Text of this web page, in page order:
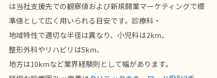
は当社支援先での観察値および新規開業マーケティングで標
準値として広く用いられる目安です。診療科・
地域特性で適切な半径は異なり、小児科は2km、
整形外科やリハビリは5km、
地方は10kmなど業界経験則として幅があります。